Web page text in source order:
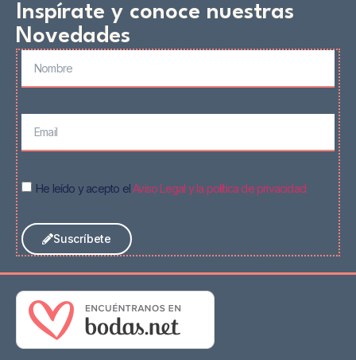
Inspírate y conoce nuestras
Novedades
He leído y acepto elAviso Legal y la política de privacidad
Suscríbete